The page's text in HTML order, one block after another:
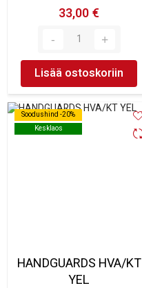
33,00 €
Lisää ostoskoriin
Soodushind -20%
Kesklaos
Soodushind -20%
Kesklaos
HANDGUARDS HVA/KT
YEL